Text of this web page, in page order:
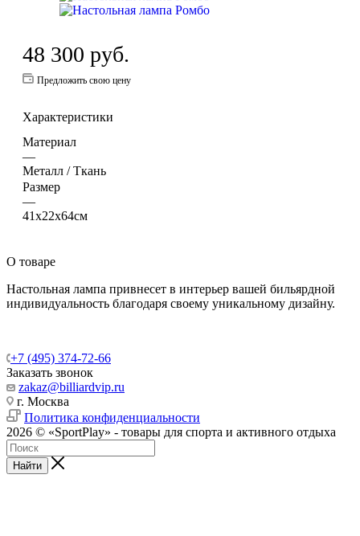
48 300 руб.
Предложить свою цену
Характеристики
Материал
—
Металл / Ткань
Размер
—
41х22х64см
О товаре
Настольная лампа привнесет в интерьер вашей бильярдной
индивидуальность благодаря своему уникальному дизайну.
+7 (495) 374-72-66
Заказать звонок
zakaz@billiardvip.ru
г. Москва
Политика конфиденциальности
2026 © «SportPlay» - товары для спорта и активного отдыха
Найти